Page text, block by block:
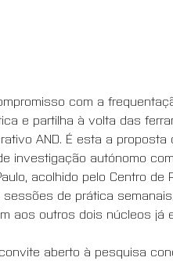
com a
e partilha à volta das
AND. É esta a
investigação autónomo
acolhido pelo Centro
de prática
aos outros dois núcleos
aberto à pesquisa